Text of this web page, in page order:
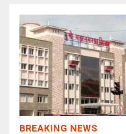
BREAKING NEWS